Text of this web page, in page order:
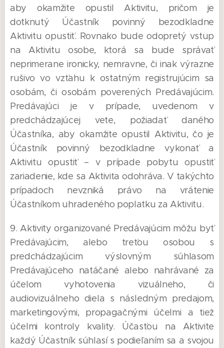
aby okamžite opustil Aktivitu, pričom je
dotknutý Účastník povinný bezodkladne
Aktivitu opustiť. Rovnako bude odopretý vstup
na Aktivitu osobe, ktorá sa bude správať
neprimerane ironicky, nemravne, či inak výrazne
rušivo vo vzťahu k ostatným registrujúcim sa
osobám, či osobám poverených Predávajúcim.
Predávajúci je v prípade, uvedenom v
predchádzajúcej vete, požiadať daného
Účastníka, aby okamžite opustil Aktivitu, čo je
Účastník povinný bezodkladne vykonať a
Aktivitu opustiť – v prípade pobytu opustiť
zariadenie, kde sa Aktivita odohráva. V takýchto
prípadoch nevzniká právo na vrátenie
Účastníkom uhradeného poplatku za Aktivitu.
9. Aktivity organizované Predávajúcim môžu byť
Predávajúcim, alebo treťou osobou s
predchádzajúcim výslovným súhlasom
Predávajúceho natáčané alebo nahrávané za
účelom vyhotovenia vizuálneho, či
audiovizuálneho diela s následným predajom,
marketingovými, propagačnými účelmi a tiež
účelmi kontroly kvality. Účasťou na Aktivite
každý Účastník súhlasí s podieľaním sa a svojou